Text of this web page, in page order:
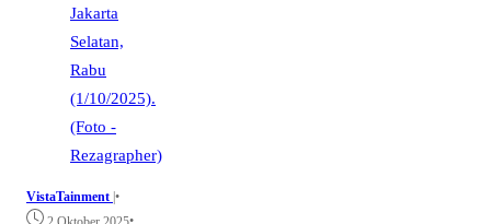
VistaTainment |•
•